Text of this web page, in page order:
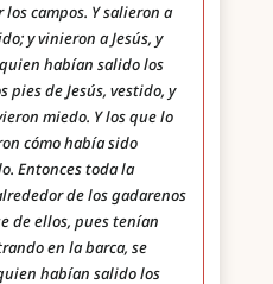
campos. Y salieron a
y vinieron a Jesús, y
habían salido los
pies de Jesús, vestido, y
miedo. Y los que lo
cómo había sido
Entonces toda la
de los gadarenos
de ellos, pues tenían
en la barca, se
habían salido los